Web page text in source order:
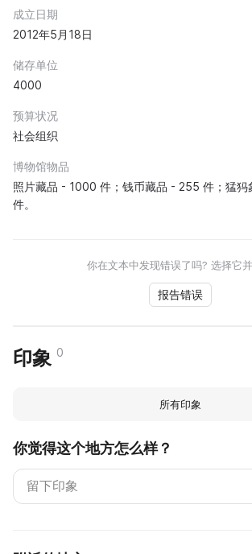
成立日期
2012年5月18日
储存单位
4000
预算状况
社会组织
博物馆物品
照片藏品 - 1000 件；钱币藏品 - 255 件；猛
件。
你在文本中发现错误了吗? 选择它
报告错误
印象 0
所有印象
你觉得这个地方怎么样？